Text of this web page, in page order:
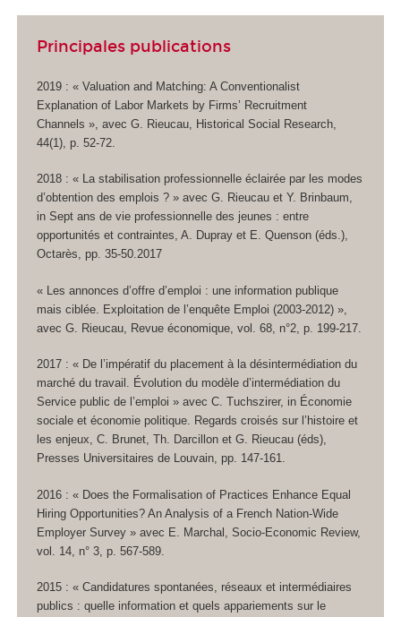
Principales publications
2019 : « Valuation and Matching: A Conventionalist
Explanation of Labor Markets by Firms’ Recruitment
Channels », avec G. Rieucau, Historical Social Research
44(1), p. 52-72.
2018 : « La stabilisation professionnelle éclairée par les modes
d’obtention des emplois ? » avec G. Rieucau et Y. Brinbaum,
inSept ans de vie professionnelle des jeunes : entre
opportunités et contraintes, A. Dupray et E. Quenson (éds.),
Octarès, pp. 35-50.2017
« Les annonces d’offre d’emploi : une information publique
mais ciblée. Exploitation de l’enquête Emploi (2003-2012) »,
avec G. Rieucau, Revue économique , vol. 68, n°2, p. 199-217.
2017 : « De l’impératif du placement à la désintermédiation du
marché du travail. Évolution du modèle d’intermédiation du
Service public de l’emploi » avec C. Tuchszirer, in Économie
sociale et économie politique. Regards croisés sur l’histoire et
les enjeux, C. Brunet, Th. Darcillon et G. Rieucau (éds),
Presses Universitaires de Louvain, pp. 147-161.
2016 : « Does the Formalisation of Practices Enhance Equal
Hiring Opportunities? An Analysis of a French Nation-Wide
Employer Survey » avec E. Marchal,Socio-Economic Review,
vol. 14, n° 3, p. 567-589.
2015 : « Candidatures spontanées, réseaux et intermédiaires
publics : quelle information et quels appariements sur le